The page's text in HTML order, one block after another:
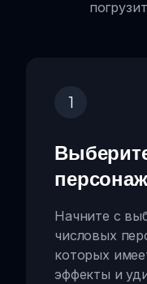
1
Начните с
числовых
которых
эффекты и